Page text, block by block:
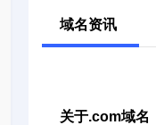
域名资讯
关于.com域名